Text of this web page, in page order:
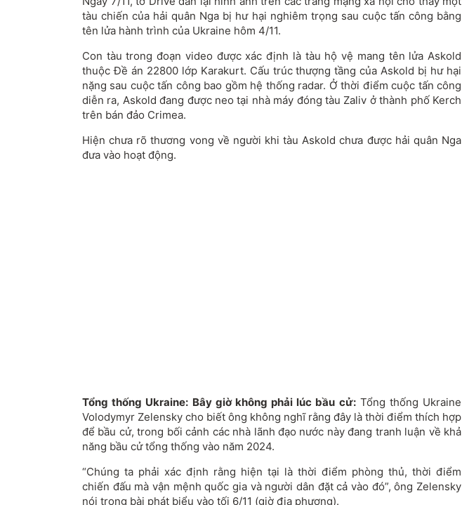
tàu chiến của hải quân Nga bị hư hại nghiêm trọng sau cuộc tấn công bằng
tên lửa hành trình của Ukraine hôm 4/11.
Con tàu trong đoạn video được xác định là tàu hộ vệ mang tên lửa Askold
thuộc Đề án 22800 lớp Karakurt. Cấu trúc thượng tầng của Askold bị hư hại
nặng sau cuộc tấn công bao gồm hệ thống radar. Ở thời điểm cuộc tấn công
diễn ra, Askold đang được neo tại nhà máy đóng tàu Zaliv ở thành phố Kerch
trên bán đảo Crimea.
Hiện chưa rõ thương vong về người khi tàu Askold chưa được hải quân Nga
đưa vào hoạt động.
Tổng thống Ukraine: Bây giờ không phải lúc bầu cử:Tổng thống Ukraine
Volodymyr Zelensky cho biết ông không nghĩ rằng đây là thời điểm thích hợp
để bầu cử, trong bối cảnh các nhà lãnh đạo nước này đang tranh luận về khả
năng bầu cử tổng thống vào năm 2024.
“Chúng ta phải xác định rằng hiện tại là thời điểm phòng thủ, thời điểm
chiến đấu mà vận mệnh quốc gia và người dân đặt cả vào đó”, ông Zelensky
nói trong bài phát biểu vào tối 6/11 (giờ địa phương).